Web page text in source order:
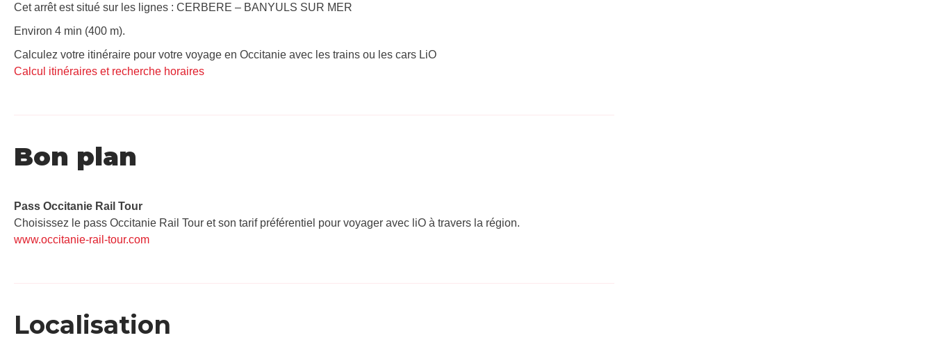
Cet arrêt est situé sur les lignes : CERBERE – BANYULS SUR MER
Environ 4 min (400 m).
Calculez votre itinéraire pour votre voyage en Occitanie avec les trains ou les cars LiO
Calcul itinéraires et recherche horaires
Bon plan
Pass Occitanie Rail Tour​
Choisissez le pass Occitanie Rail Tour et son tarif préférentiel pour voyager avec liO à travers la région.
www.occitanie-rail-tour.com
Localisation